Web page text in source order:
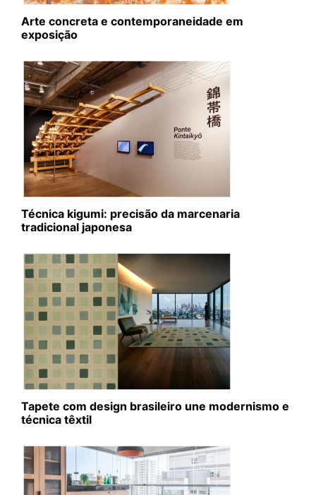
Arte concreta e contemporaneidade em
exposição
Técnica kigumi: precisão da marcenaria
tradicional japonesa
Tapete com design brasileiro une modernismo e
técnica têxtil